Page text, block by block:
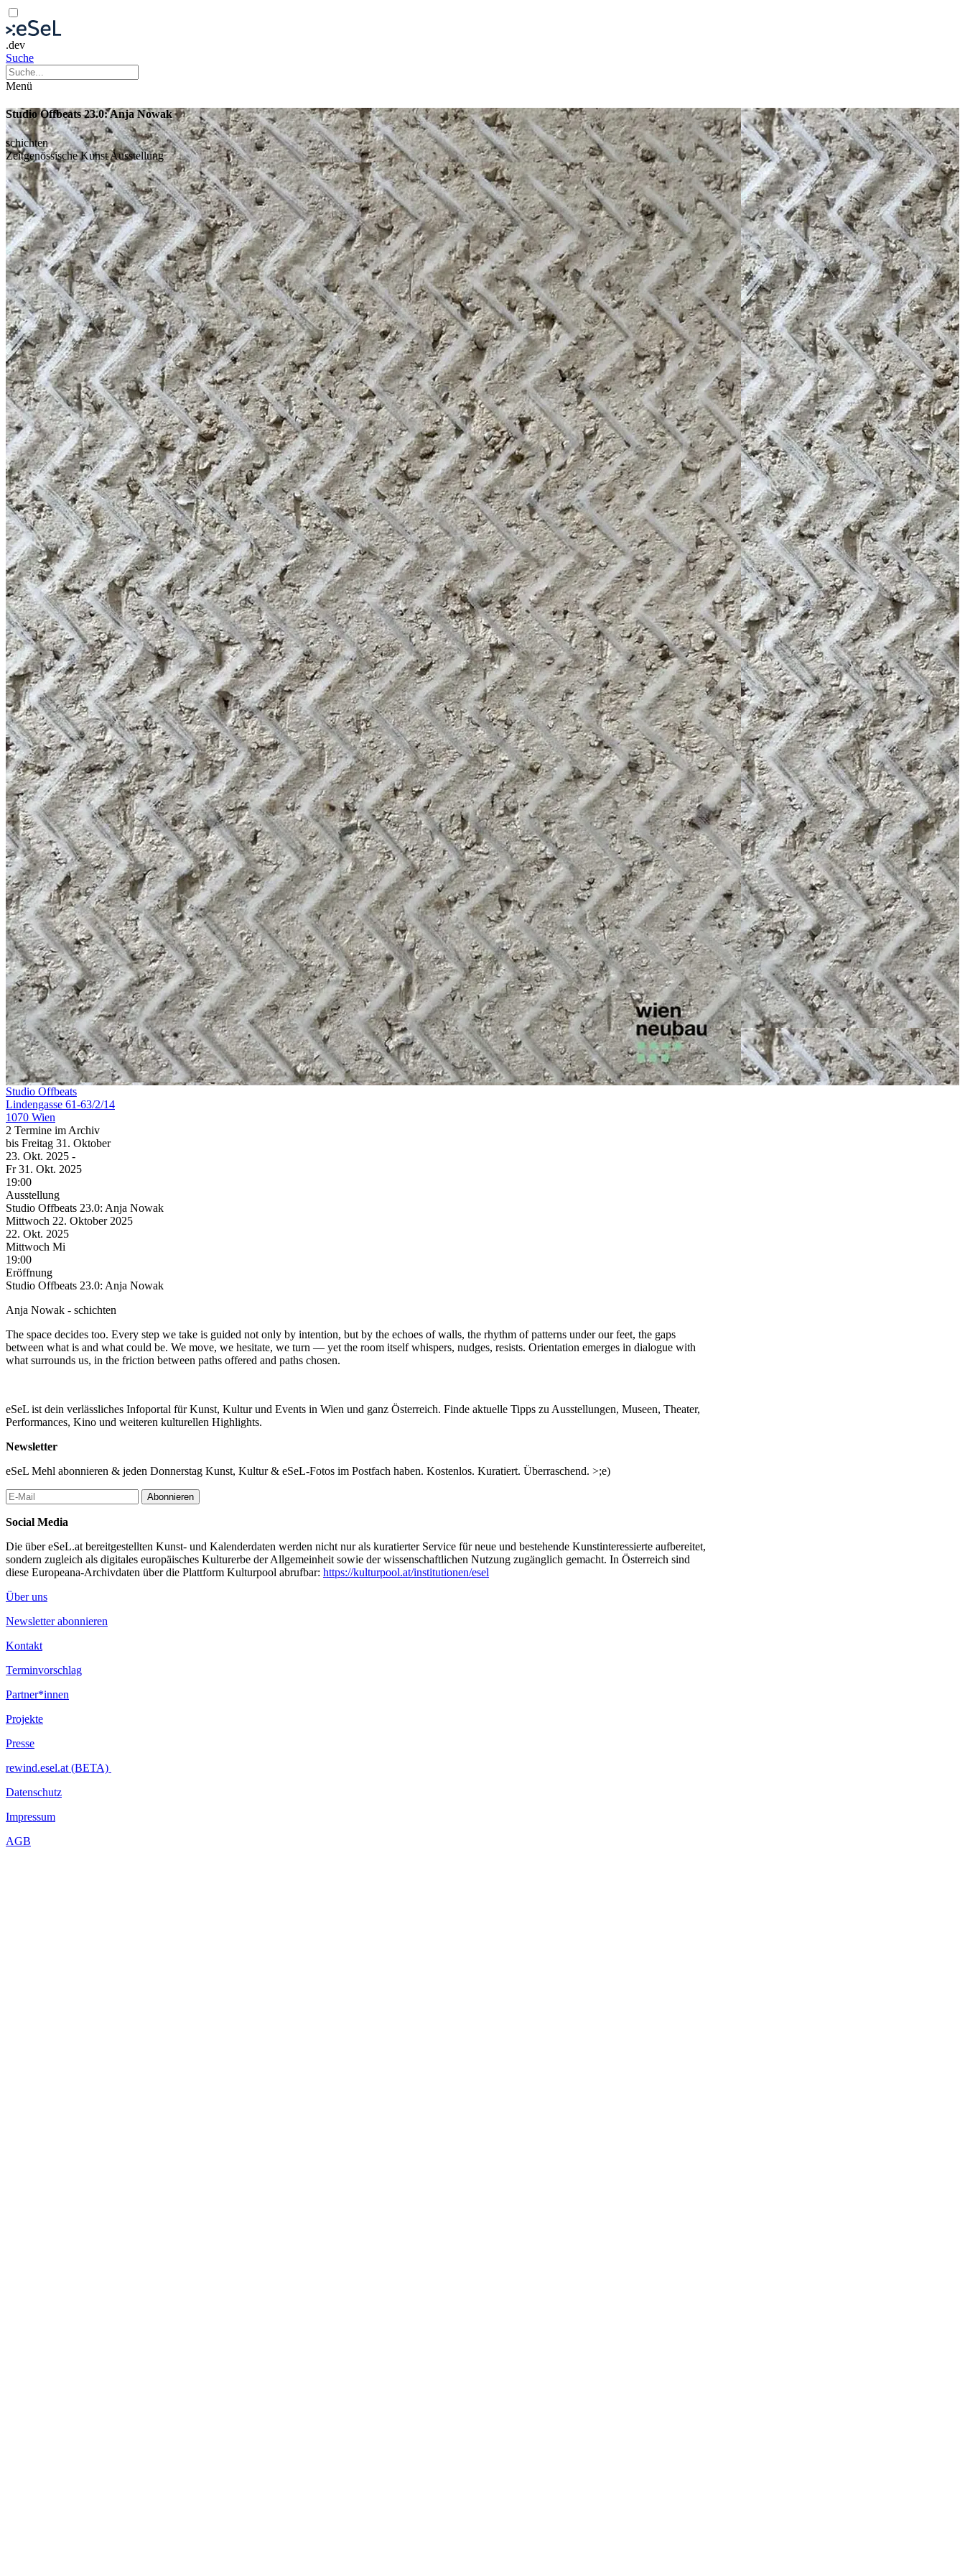
.dev
Suche
Menü
Studio Offbeats 23.0: Anja Nowak
schichten
Zeitgenössische KunstAusstellung
Studio Offbeats
Lindengasse 61-63/2/14
1070 Wien
2 Termine im Archiv
bis Freitag 31. Oktober
23. Okt. 2025 -
Fr31. Okt. 2025
19:00
Ausstellung
Studio Offbeats 23.0: Anja Nowak
Mittwoch 22. Oktober 2025
22. Okt. 2025
Mittwoch Mi
19:00
Eröffnung
Studio Offbeats 23.0: Anja Nowak
Anja Nowak - schichten
The space decides too. Every step we take is guided not only by intention, but by the echoes of walls, the rhythm of patterns under our feet, the gaps
between what is and what could be. We move, we hesitate, we turn — yet the room itself whispers, nudges, resists. Orientation emerges in dialogue with
what surrounds us, in the friction between paths offered and paths chosen.
eSeL ist dein verlässliches Infoportal für Kunst, Kultur und Events in Wien und ganz Österreich. Finde aktuelle Tipps zu Ausstellungen, Museen, Theater,
Performances, Kino und weiteren kulturellen Highlights.
Newsletter
eSeL Mehl abonnieren & jeden Donnerstag Kunst, Kultur & eSeL-Fotos im Postfach haben. Kostenlos. Kuratiert. Überraschend. >;e)
Abonnieren
Social Media
Die über eSeL.at bereitgestellten Kunst- und Kalenderdaten werden nicht nur als kuratierter Service für neue und bestehende Kunstinteressierte aufbereitet,
sondern zugleich als digitales europäisches Kulturerbe der Allgemeinheit sowie der wissenschaftlichen Nutzung zugänglich gemacht. In Österreich sind
diese Europeana-Archivdaten über die Plattform Kulturpool abrufbar: https://kulturpool.at/institutionen/esel
Über uns
Newsletter abonnieren
Kontakt
Terminvorschlag
Partner*innen
Projekte
Presse
rewind.esel.at (BETA)
Datenschutz
Impressum
AGB